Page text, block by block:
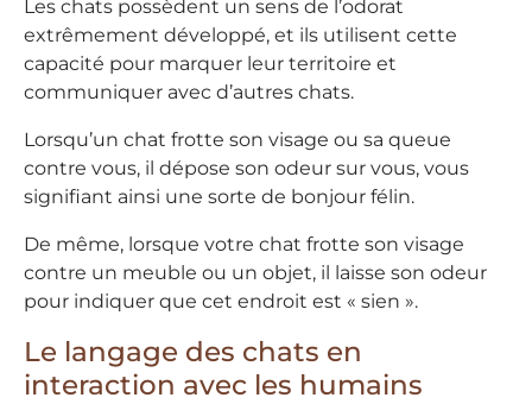
Les chats possèdent un sens de l’odorat
extrêmement développé, et ils utilisent cette
capacité pour marquer leur territoire et
communiquer avec d’autres chats.
Lorsqu’un chat frotte son visage ou sa queue
contre vous, il dépose son odeur sur vous, vous
signifiant ainsi une sorte de bonjour félin.
De même, lorsque votre chat frotte son visage
contre un meuble ou un objet, il laisse son odeur
pour indiquer que cet endroit est « sien ».
Le langage des chats en
interaction avec les humains